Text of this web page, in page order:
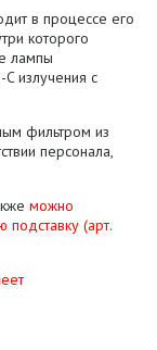
в процессе его
которого
лампы
излучения с
фильтром из
персонала,
можно
(арт.